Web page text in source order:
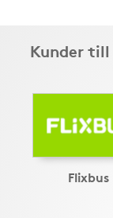
Kunder
Flixbus